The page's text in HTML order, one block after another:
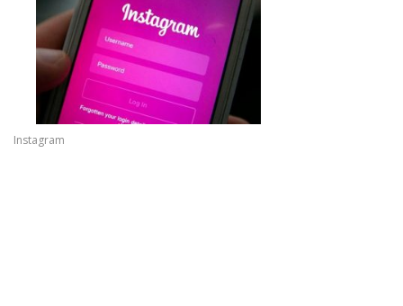
Instagram